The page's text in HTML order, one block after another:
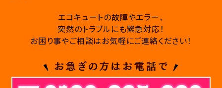
エコキュートの故障やエラー、
突然のトラブルにも緊急対応！
お困り事やご相談はお気軽にご連絡ください！